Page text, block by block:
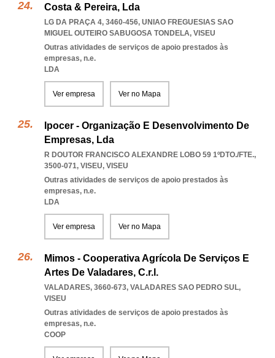
Costa & Pereira, Lda
LG DA PRAÇA 4, 3460-456, UNIAO FREGUESIAS SAO
MIGUEL OUTEIRO SABUGOSA TONDELA, VISEU
Outras atividades de serviços de apoio prestados às
empresas, n.e.
LDA
Ver empresa Ver no Mapa
Ipocer - Organização E Desenvolvimento De
Empresas, Lda
R DOUTOR FRANCISCO ALEXANDRE LOBO 59 1ºDTO./FTE.,
3500-071, VISEU, VISEU
Outras atividades de serviços de apoio prestados às
empresas, n.e.
LDA
Ver empresa Ver no Mapa
Mimos - Cooperativa Agrícola De Serviços E
Artes De Valadares, C.r.l.
VALADARES, 3660-673, VALADARES SAO PEDRO SUL,
VISEU
Outras atividades de serviços de apoio prestados às
empresas, n.e.
COOP